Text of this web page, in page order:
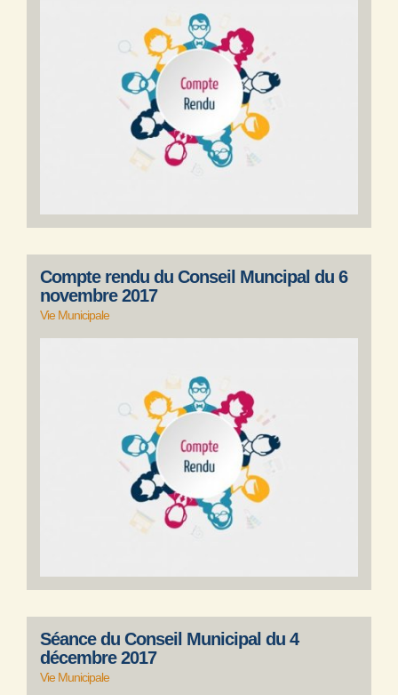
Compte rendu du Conseil Muncipal du 6
novembre 2017
Vie Municipale
Séance du Conseil Municipal du 4
décembre 2017
Vie Municipale